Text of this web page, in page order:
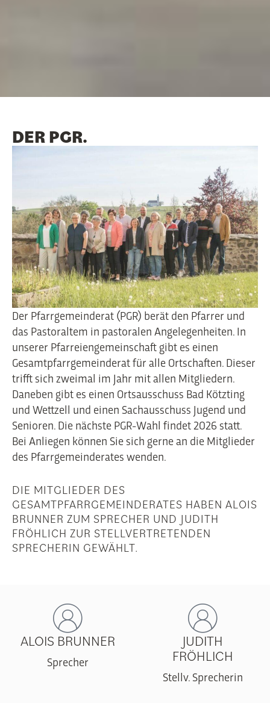
DER PGR.
Der Pfarrgemeinderat (PGR) berät den Pfarrer und
das Pastoraltem in pastoralen Angelegenheiten. In
unserer Pfarreiengemeinschaft gibt es einen
Gesamtpfarrgemeinderat für alle Ortschaften. Dieser
trifft sich zweimal im Jahr mit allen Mitgliedern.
Daneben gibt es einen Ortsausschuss Bad Kötzting
und Wettzell und einen Sachausschuss Jugend und
Senioren. Die nächste PGR-Wahl findet 2026 statt.
Bei Anliegen können Sie sich gerne an die Mitglieder
des Pfarrgemeinderates wenden.
DIE MITGLIEDER DES
GESAMTPFARRGEMEINDERATES HABEN ALOIS
BRUNNER ZUM SPRECHER UND JUDITH
FRÖHLICH ZUR STELLVERTRETENDEN
SPRECHERIN GEWÄHLT.
ALOIS BRUNNER
Sprecher
JUDITH
FRÖHLICH
Stellv. Sprecherin